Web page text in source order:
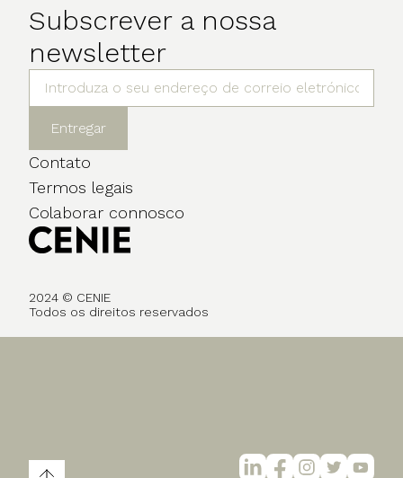
Subscrever a nossa
newsletter
Entregar
Contato
Termos legais
Colaborar connosco
2024 © CENIE
Todos os direitos reservados